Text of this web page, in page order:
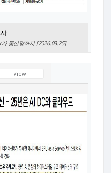
통신망까지 [2026.03.25]
View